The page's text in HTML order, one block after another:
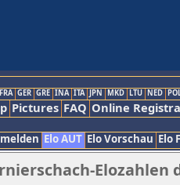
FRA GER GRE INA ITA JPN MKD LTU NED
Pictures FAQ Online
Elo AUT Elo Vorschau Elo
Elozahlen